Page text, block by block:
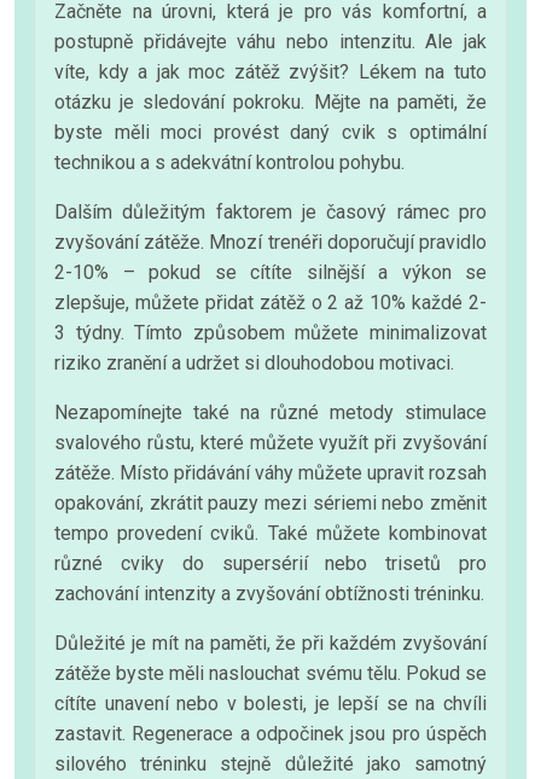
Začněte na úrovni, která je pro vás komfortní, a
postupně přidávejte váhu nebo intenzitu. Ale jak
víte, kdy a jak moc zátěž zvýšit? Lékem na tuto
otázku je sledování pokroku. Mějte na paměti, že
byste měli moci provést daný cvik s optimální
technikou a s adekvátní kontrolou pohybu.
Dalším důležitým faktorem je časový rámec pro
zvyšování zátěže. Mnozí trenéři doporučují pravidlo
2-10% – pokud se cítíte silnější a výkon se
zlepšuje, můžete přidat zátěž o 2 až 10% každé 2-
3 týdny. Tímto způsobem můžete minimalizovat
riziko zranění a udržet si dlouhodobou motivaci.
Nezapomínejte také na různé metody stimulace
svalového růstu, které můžete využít při zvyšování
zátěže. Místo přidávání váhy můžete upravit rozsah
opakování, zkrátit pauzy mezi sériemi nebo změnit
tempo provedení cviků. Také můžete kombinovat
různé cviky do supersérií nebo trisetů pro
zachování intenzity a zvyšování obtížnosti tréninku.
Důležité je mít na paměti, že při každém zvyšování
zátěže byste měli naslouchat svému tělu. Pokud se
cítíte unavení nebo v bolesti, je lepší se na chvíli
zastavit. Regenerace a odpočinek jsou pro úspěch
silového tréninku stejně důležité jako samotný